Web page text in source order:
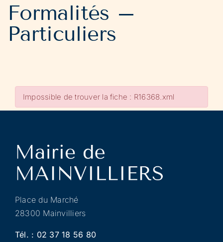
Formalités –
Particuliers
Impossible de trouver la fiche : R16368.xml
Place du Marché
28300 Mainvilliers
Tél. : 02 37 18 56 80